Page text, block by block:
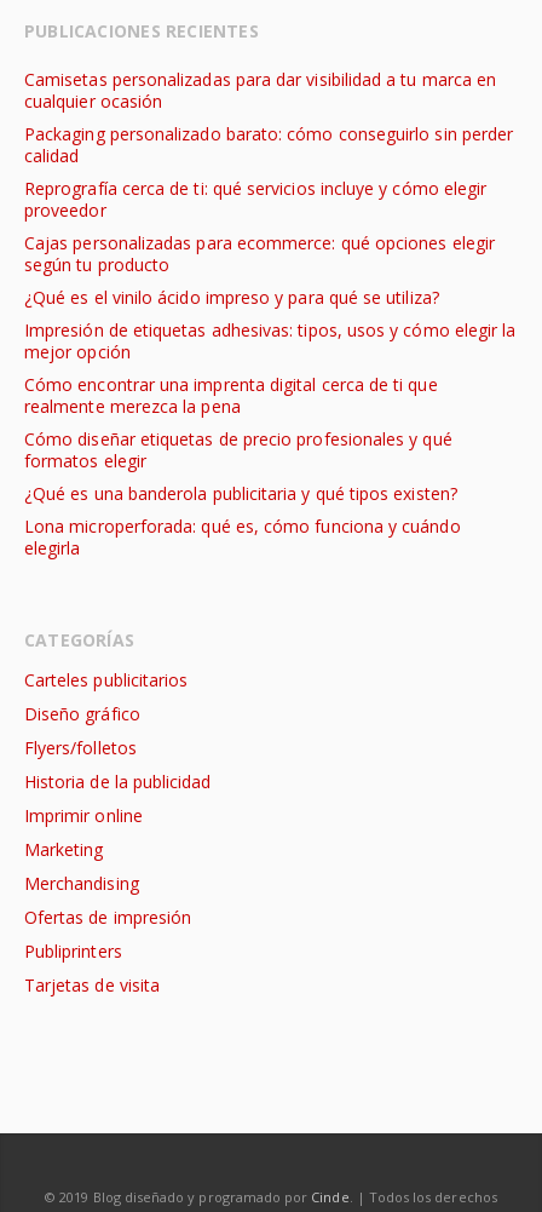
PUBLICACIONES RECIENTES
Camisetas personalizadas para dar visibilidad a tu marca en
cualquier ocasión
Packaging personalizado barato: cómo conseguirlo sin perder
calidad
Reprografía cerca de ti: qué servicios incluye y cómo elegir
proveedor
Cajas personalizadas para ecommerce: qué opciones elegir
según tu producto
¿Qué es el vinilo ácido impreso y para qué se utiliza?
Impresión de etiquetas adhesivas: tipos, usos y cómo elegir la
mejor opción
Cómo encontrar una imprenta digital cerca de ti que
realmente merezca la pena
Cómo diseñar etiquetas de precio profesionales y qué
formatos elegir
¿Qué es una banderola publicitaria y qué tipos existen?
Lona microperforada: qué es, cómo funciona y cuándo
elegirla
CATEGORÍAS
Carteles publicitarios
Diseño gráfico
Flyers/folletos
Historia de la publicidad
Imprimir online
Marketing
Merchandising
Ofertas de impresión
Publiprinters
Tarjetas de visita
© 2019 Blog diseñado y programado por Cinde. | Todos los derechos